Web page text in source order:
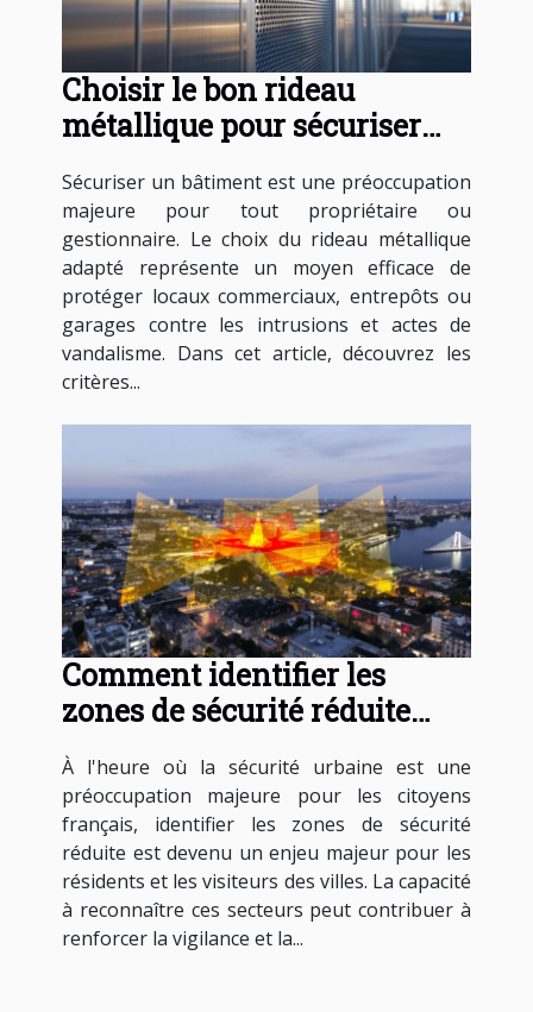
Choisir le bon rideau
métallique pour sécuriser
Sécuriser un bâtiment est une préoccupation
majeure pour tout propriétaire ou
gestionnaire. Le choix du rideau métallique
adapté représente un moyen efficace de
protéger locaux commerciaux, entrepôts ou
garages contre les intrusions et actes de
vandalisme. Dans cet article, découvrez les
critères...
Comment identifier les
zones de sécurité réduite
dans les villes françaises
À l'heure où la sécurité urbaine est une
préoccupation majeure pour les citoyens
français, identifier les zones de sécurité
réduite est devenu un enjeu majeur pour les
résidents et les visiteurs des villes. La capacité
à reconnaître ces secteurs peut contribuer à
renforcer la vigilance et la...